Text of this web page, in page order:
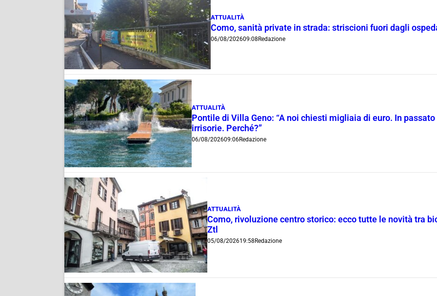
ATTUALITÀ
Como, sanità private in strada: striscioni fuori dagli
06/08/202609:08 Redazione
ATTUALITÀ
Pontile di Villa Geno: “A noi chiesti migliaia di euro. In
irrisorie. Perché?”
06/08/202609:06Redazione
ATTUALITÀ
Como, rivoluzione centro storico: ecco tutte le novità tra
Ztl
05/08/202619:58 Redazione